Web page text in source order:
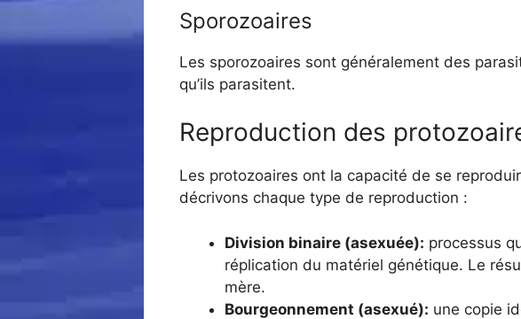
Sporozoaires
Les sporozoaires sont généralement des
qu’ils parasitent.
Reproduction des
Les protozoaires ont la capacité de se
décrivons chaque type de reproduction :
Division binaire (asexuée): processus
réplication du matériel génétique. Le
mère.
Bourgeonnement (asexué): une copie